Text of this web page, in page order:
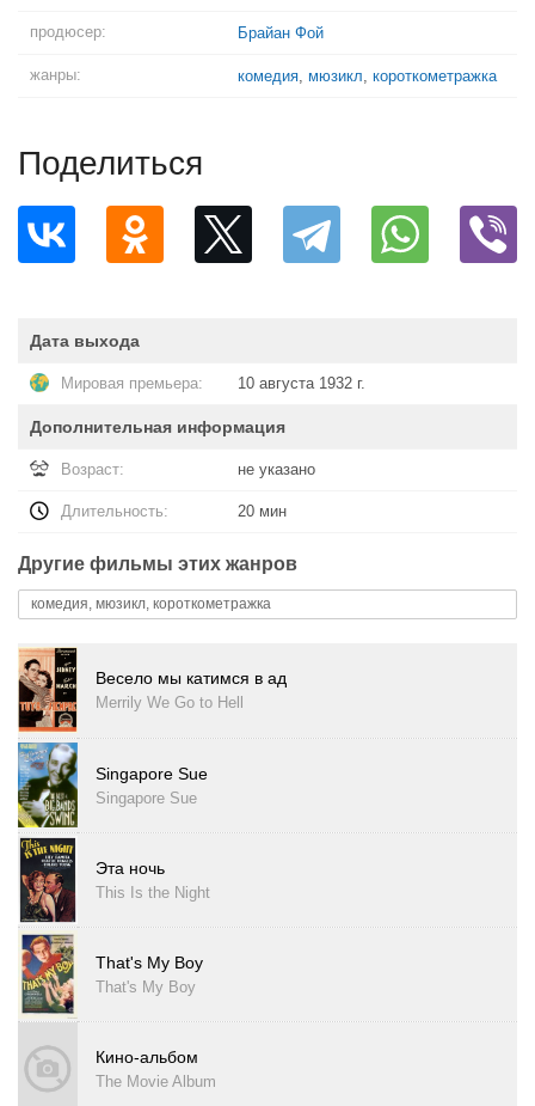
продюсер: Брайан Фой
жанры: комедия, мюзикл, короткометражка
Поделиться
Дата выхода
Мировая премьера: 10 августа 1932 г.
Дополнительная информация
Возраст: не указано
Длительность: 20 мин
Другие фильмы этих жанров
комедия, мюзикл, короткометражка
Весело мы катимся в ад
Merrily We Go to Hell
Singapore Sue
Singapore Sue
Эта ночь
This Is the Night
That's My Boy
That's My Boy
Кино-альбом
The Movie Album